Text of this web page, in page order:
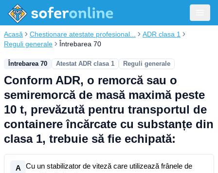
Acasă Chestionare atestate profesional...
ADR clasa 1
Reguli generale
Întrebarea 70
Întrebarea 70 Atestat ADR clasa 1 Reguli generale
Conform ADR, o remorcă sau o
semiremorcă de masă maximă peste
10 t, prevăzută pentru transportul de
containere încărcate cu substanțe din
clasa 1, trebuie să fie echipată:
A
Cu un stabilizator de viteză care utilizează frânele de